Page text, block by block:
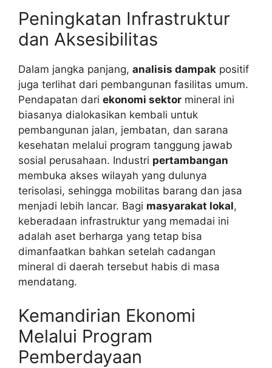
Peningkatan Infrastruktur
dan Aksesibilitas
Dalam jangka panjang, analisis dampak positif
juga terlihat dari pembangunan fasilitas umum.
Pendapatan dari ekonomi sektor mineral ini
biasanya dialokasikan kembali untuk
pembangunan jalan, jembatan, dan sarana
kesehatan melalui program tanggung jawab
sosial perusahaan. Industri pertambangan
membuka akses wilayah yang dulunya
terisolasi, sehingga mobilitas barang dan jasa
menjadi lebih lancar. Bagi masyarakat lokal,
keberadaan infrastruktur yang memadai ini
adalah aset berharga yang tetap bisa
dimanfaatkan bahkan setelah cadangan
mineral di daerah tersebut habis di masa
mendatang.
Kemandirian Ekonomi
Melalui Program
Pemberdayaan